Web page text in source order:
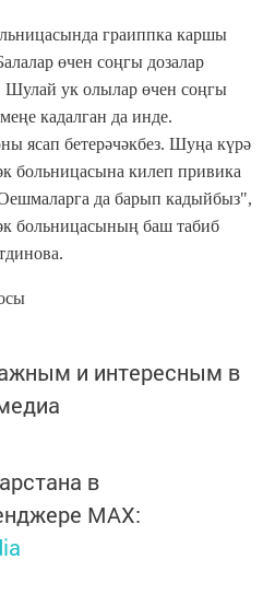
граиппка каршы
өчен соңгы дозалар
Шулай ук олылар өчен соңгы
кадалган да инде.
ясап бетерәчәкбез. Шуңа күрә
больницасына килеп привика
да барып кадыйбыз",
больницасының баш табиб
и интересным в
в
MАХ: